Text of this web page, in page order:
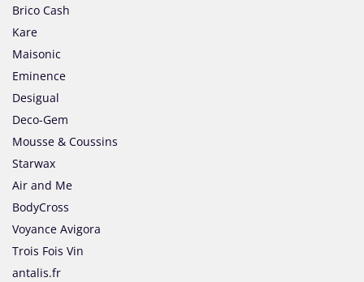
Brico Cash
Kare
Maisonic
Eminence
Desigual
Deco-Gem
Mousse & Coussins
Starwax
Air and Me
BodyCross
Voyance Avigora
Trois Fois Vin
antalis.fr